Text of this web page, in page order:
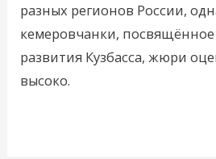
разных регионов России,
кемеровчанки,
развития Кузбасса, жюри
высоко.